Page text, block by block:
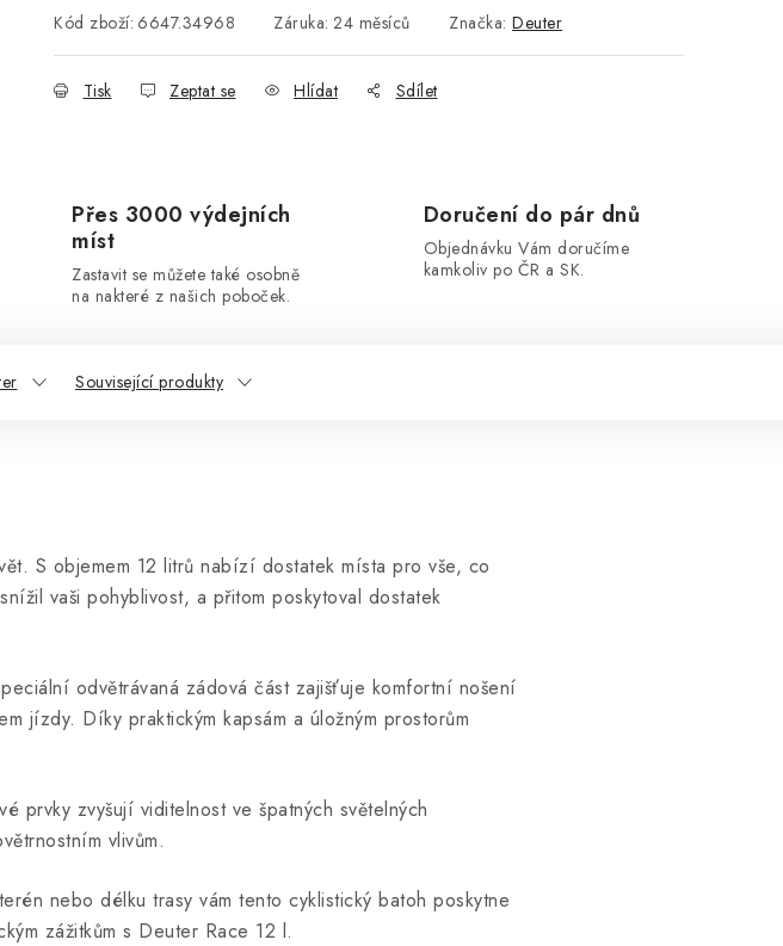
Kód zboží: 6647.34968 Záruka: 24 měsíců Značka: Deuter
Tisk Zeptat se Hlídat Sdílet
Přes 3000 výdejních
míst
Zastavit se můžete také osobně
na nakteré z našich poboček.
Doručení do pár dnů
Objednávku Vám doručíme
kamkoliv po ČR a SK.
Související produkty
S objemem 12 litrů nabízí dostatek místa pro vše, co
vaši pohyblivost, a přitom poskytoval dostatek
odvětrávaná zádová část zajišťuje komfortní nošení
jízdy. Díky praktickým kapsám a úložným prostorům
prvky zvyšují viditelnost ve špatných světelných
vlivům.
nebo délku trasy vám tento cyklistický batoh poskytne
zážitkům s Deuter Race 12 l.